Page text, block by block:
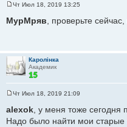
о
н
и
е
Чт Июл 18, 2019 13:25
МурМряв , проверьте
Каролiнка
Академик
о
б
Чт Июл 18, 2019 21:09
alexok, у меня тоже сегодня
Надо было найти мои